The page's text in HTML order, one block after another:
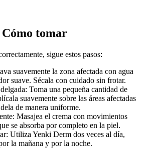
tomar
sigue estos pasos:
suavemente la zona afectada con agua
suave. Sécala con cuidado sin frotar.
Toma una pequeña cantidad de
suavemente sobre las áreas afectadas
de manera uniforme.
Masajea el crema con movimientos
se absorba por completo en la piel.
Utiliza Yenki Derm dos veces al día,
la mañana y por la noche.